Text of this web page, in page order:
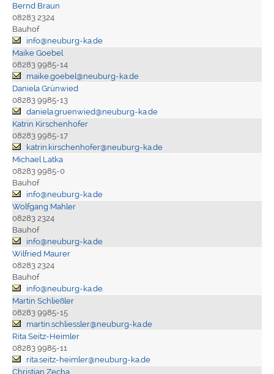
Bernd Braun
08283 2324
Bauhof
info@neuburg-ka.de
Maike Goebel
08283 9985-14
maike.goebel@neuburg-ka.de
Daniela Grünwied
08283 9985-13
daniela.gruenwied@neuburg-ka.de
Katrin Kirschenhofer
08283 9985-17
katrin.kirschenhofer@neuburg-ka.de
Michael Latka
08283 9985-0
Bauhof
info@neuburg-ka.de
Wolfgang Mahler
08283 2324
Bauhof
info@neuburg-ka.de
Wilfried Maurer
08283 2324
Bauhof
info@neuburg-ka.de
Martin Schließler
08283 9985-15
martin.schliessler@neuburg-ka.de
Rita Seitz-Heimler
08283 9985-11
rita.seitz-heimler@neuburg-ka.de
Christian Zecha